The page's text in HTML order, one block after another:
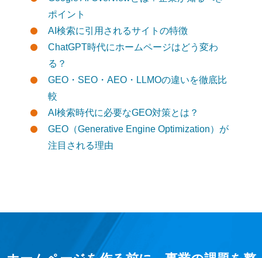
ポイント
AI検索に引用されるサイトの特徴
ChatGPT時代にホームページはどう変わ
る？
GEO・SEO・AEO・LLMOの違いを徹底比
較
AI検索時代に必要なGEO対策とは？
GEO（Generative Engine Optimization）が
注目される理由